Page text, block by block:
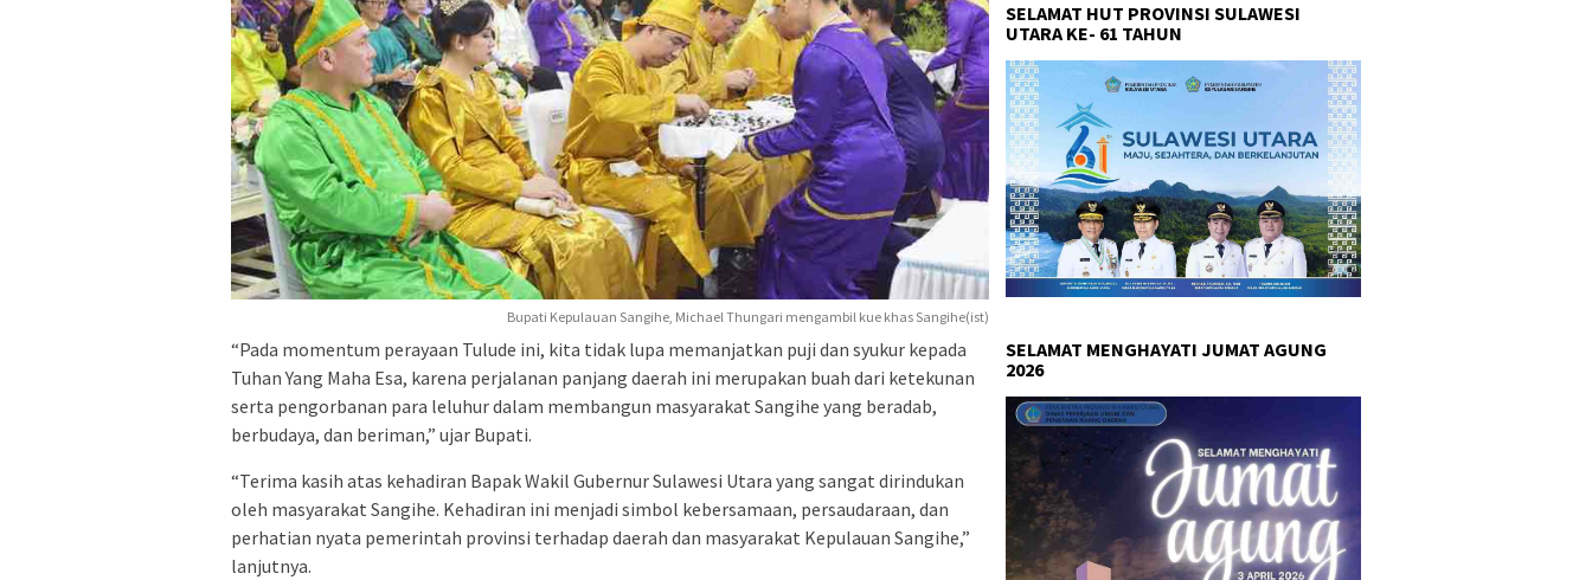
Bupati Kepulauan Sangihe, Michael Thungari mengambil kue khas Sangihe(ist)
“Pada momentum perayaan Tulude ini, kita tidak lupa memanjatkan puji dan syukur kepada
Tuhan Yang Maha Esa, karena perjalanan panjang daerah ini merupakan buah dari ketekunan
serta pengorbanan para leluhur dalam membangun masyarakat Sangihe yang beradab,
berbudaya, dan beriman,” ujar Bupati.
“Terima kasih atas kehadiran Bapak Wakil Gubernur Sulawesi Utara yang sangat dirindukan
oleh masyarakat Sangihe. Kehadiran ini menjadi simbol kebersamaan, persaudaraan, dan
perhatian nyata pemerintah provinsi terhadap daerah dan masyarakat Kepulauan Sangihe,”
lanjutnya.
SELAMAT HUT PROVINSI SULAWESI
UTARA KE- 61 TAHUN
SELAMAT MENGHAYATI JUMAT AGUNG
2026